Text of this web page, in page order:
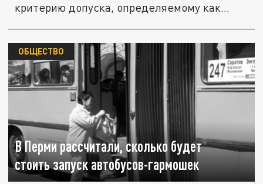
критерию допуска, определяемому как...
В Перми рассчитали, сколько будет
стоить запуск автобусов-гармошек
ОБЩЕСТВО